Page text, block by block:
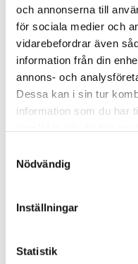
och annonserna till
för sociala medier och
vidarebefordrar även
information från din
annons- och
Dessa kan i sin tur
information som du har
Nödvändig
Inställningar
Statistik
Application error: a client-